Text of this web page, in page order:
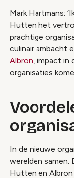
Mark Hartmans:
Hutten het
prachtige
culinair ambacht
Albron , impact
organisaties
In de nieuwe
werelden samen.
Hutten en